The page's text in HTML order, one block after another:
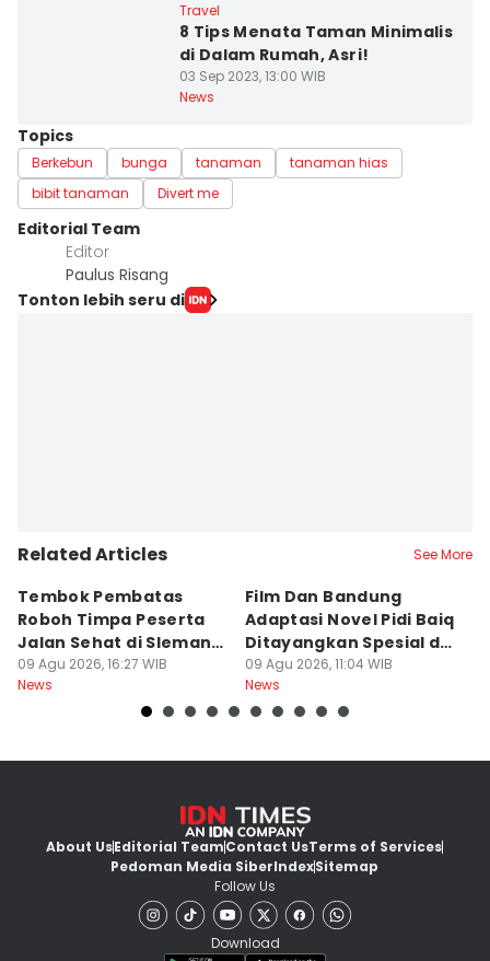
Travel
8 Tips Menata Taman Minimalis
di Dalam Rumah, Asri!
03 Sep 2023, 13:00 WIB
News
Topics
Berkebun bunga tanaman
tanaman hias
bibit tanaman
Divert me
Editorial Team
Editor
Paulus Risang
Tonton lebih seru di
Related Articles See More
Tembok Pembatas
Roboh Timpa Peserta
Jalan Sehat di Sleman,
10 Orang Luka
09 Agu 2026, 16:27 WIB
News
Film Dan Bandung
Adaptasi Novel Pidi Baiq
Ditayangkan Spesial di
Jogja
09 Agu 2026, 11:04 WIB
News
About UsEditorial TeamContact UsTerms of Services
Pedoman Media SiberIndexSitemap
Follow Us
Download